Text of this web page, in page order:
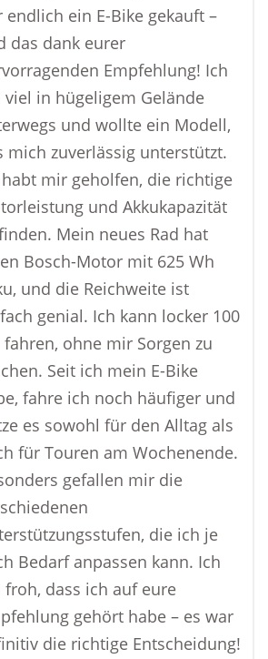
endlich ein E-Bike gekauft –
das dank eurer
Empfehlung! Ich
viel in hügeligem Gelände
und wollte ein Modell,
mich zuverlässig unterstützt.
mir geholfen, die richtige
und Akkukapazität
Mein neues Rad hat
Bosch-Motor mit 625 Wh
und die Reichweite ist
genial. Ich kann locker 100
fahren, ohne mir Sorgen zu
Seit ich mein E-Bike
fahre ich noch häufiger und
es sowohl für den Alltag als
für Touren am Wochenende.
gefallen mir die
die ich je
Bedarf anpassen kann. Ich
froh, dass ich auf eure
gehört habe – es war
die richtige Entscheidung!